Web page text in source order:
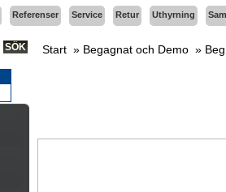
Referenser Service Retur Uthyrning
Start » Begagnat och Demo »